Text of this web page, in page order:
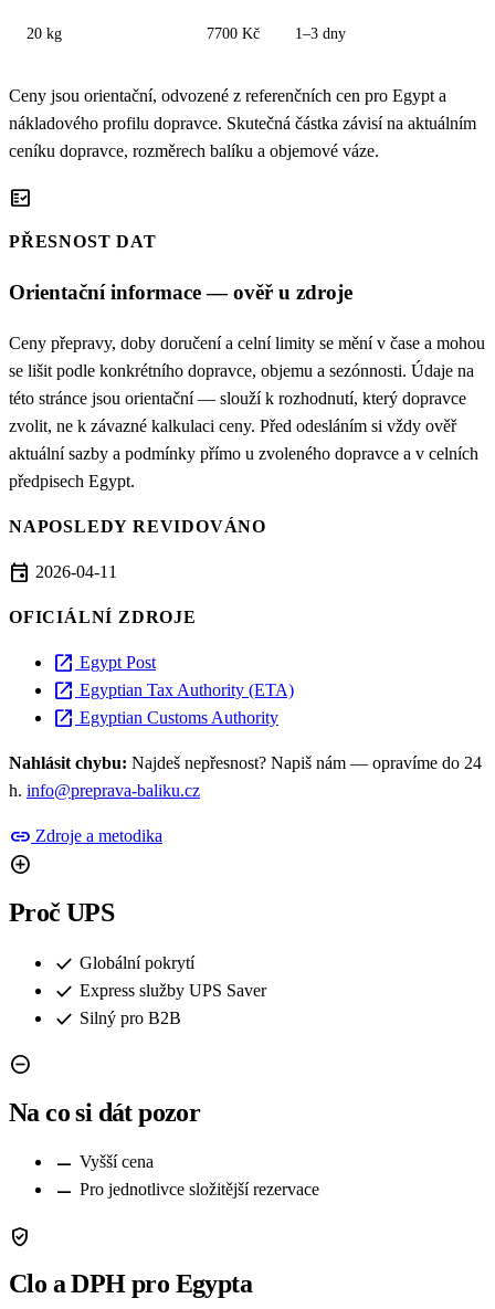
20 kg 7700 Kč 1–3 dny
Ceny jsou orientační, odvozené z referenčních cen pro Egypt a
nákladového profilu dopravce. Skutečná částka závisí na aktuálním
ceníku dopravce, rozměrech balíku a objemové váze.
fact_check
PŘESNOST DAT
Orientační informace — ověř u zdroje
Ceny přepravy, doby doručení a celní limity se mění v čase a mohou
se lišit podle konkrétního dopravce, objemu a sezónnosti. Údaje na
této stránce jsou orientační — slouží k rozhodnutí, který dopravce
zvolit, ne k závazné kalkulaci ceny. Před odesláním si vždy ověř
aktuální sazby a podmínky přímo u zvoleného dopravce a v celních
předpisech Egypt.
NAPOSLEDY REVIDOVÁNO
event 2026-04-11
OFICIÁLNÍ ZDROJE
open_in_new Egypt Post
open_in_new Egyptian Tax Authority (ETA)
open_in_new Egyptian Customs Authority
Nahlásit chybu: Najdeš nepřesnost? Napiš nám — opravíme do 24
h. info@preprava-baliku.cz
link Zdroje a metodika
add_circle
Proč UPS
check Globální pokrytí
check Express služby UPS Saver
check Silný pro B2B
remove_circle
Na co si dát pozor
remove Vyšší cena
remove Pro jednotlivce složitější rezervace
verified_user
Clo a DPH pro Egypta